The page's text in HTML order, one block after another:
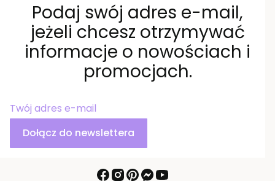
Podaj swój adres e-mail,
jeżeli chcesz otrzymywać
informacje o nowościach i
promocjach.
Twój adres e-mail
Dołącz do newslettera